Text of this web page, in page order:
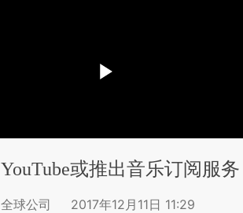
YouTube或推出音乐订阅服
全球公司
2017年12月11日 11:29